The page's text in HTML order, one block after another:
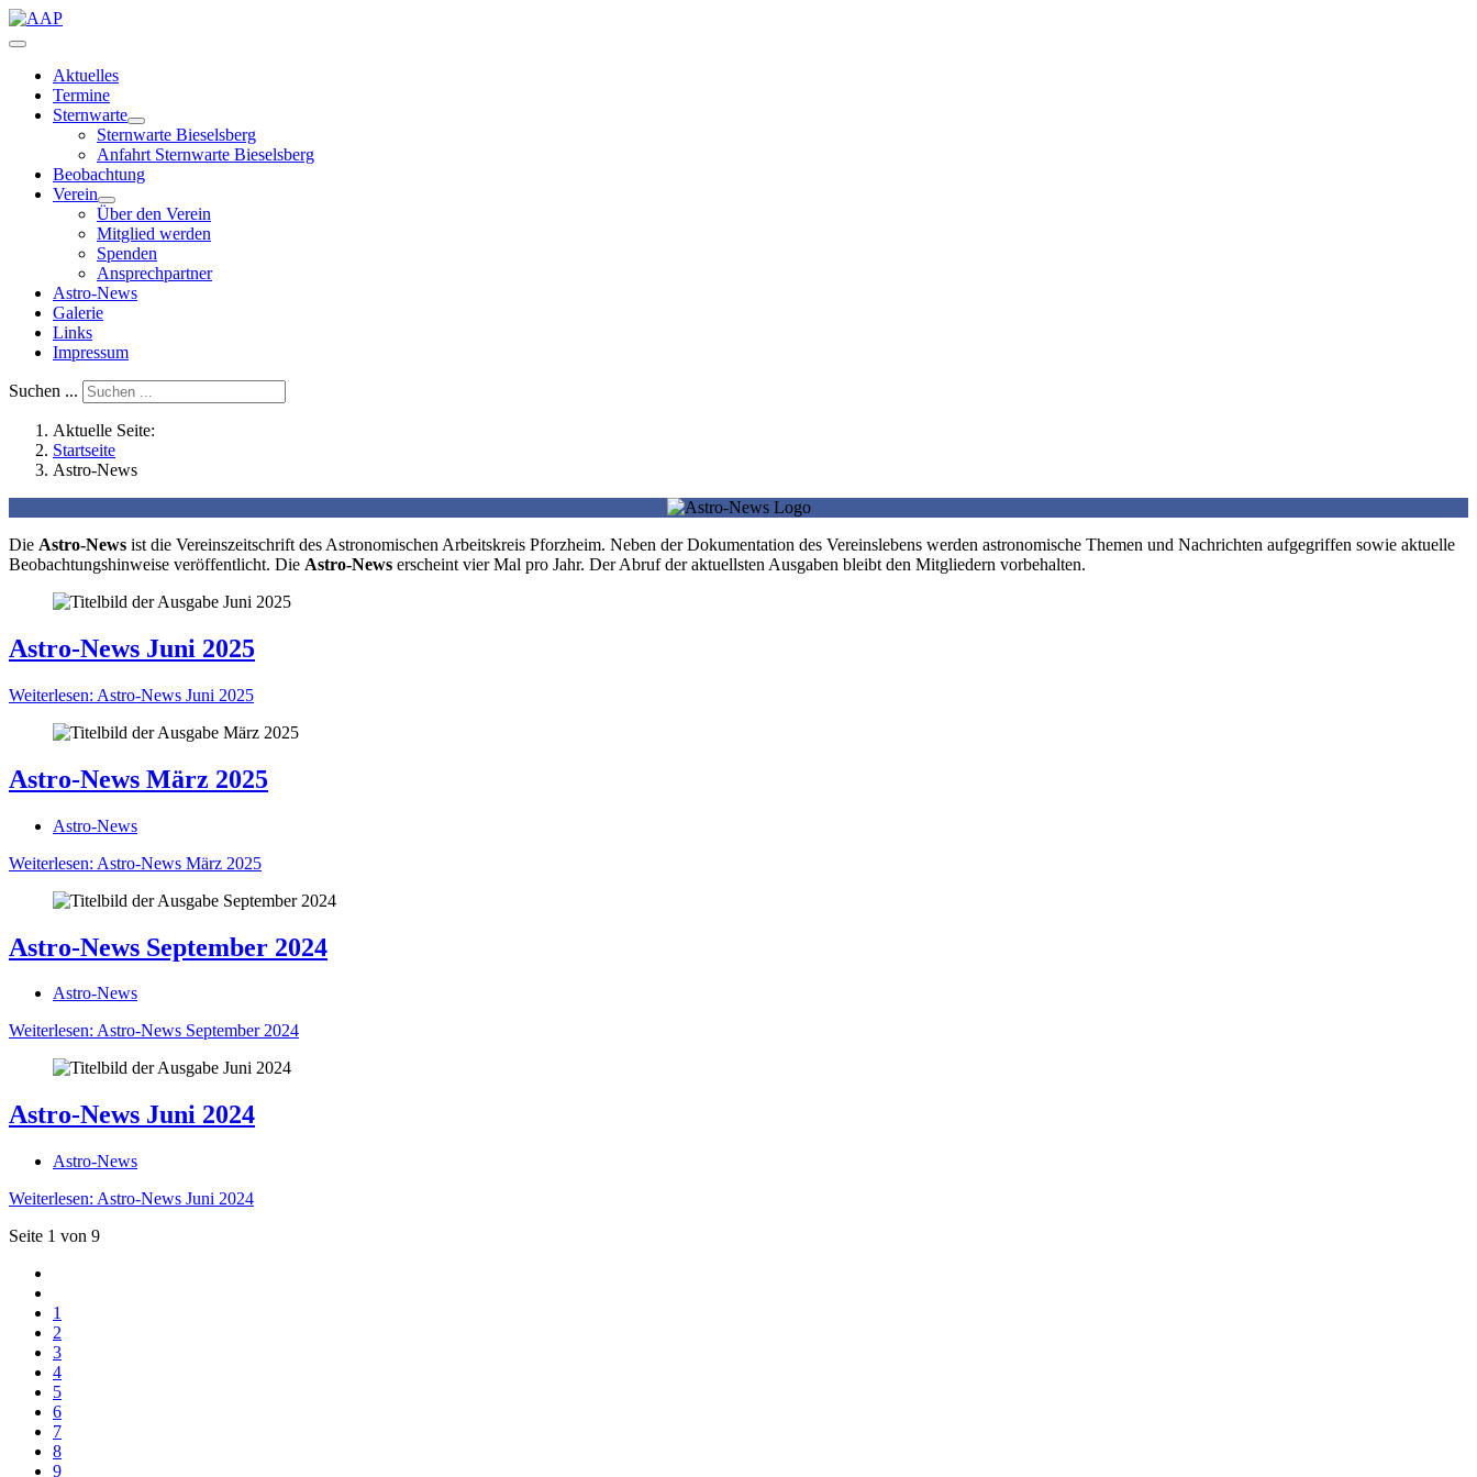
Aktuelles
Termine
Sternwarte
Sternwarte Bieselsberg
Anfahrt Sternwarte Bieselsberg
Beobachtung
Verein
Über den Verein
Mitglied werden
Spenden
Ansprechpartner
Astro-News
Galerie
Links
Impressum
Suchen ...
Aktuelle Seite:
Startseite
Astro-News
Die Astro-News ist die Vereinszeitschrift des Astronomischen Arbeitskreis Pforzheim. Neben der Dokumentation des Vereinslebens werden astronomische Themen und Nachrichten aufgegriffen sowie aktuelle
Beobachtungshinweise veröffentlicht. Die Astro-News erscheint vier Mal pro Jahr. Der Abruf der aktuellsten Ausgaben bleibt den Mitgliedern vorbehalten.
Astro-News Juni 2025
Weiterlesen: Astro-News Juni 2025
Astro-News März 2025
Astro-News
Weiterlesen: Astro-News März 2025
Astro-News September 2024
Astro-News
Weiterlesen: Astro-News September 2024
Astro-News Juni 2024
Astro-News
Weiterlesen: Astro-News Juni 2024
Seite 1 von 9
1
2
3
4
5
6
7
8
9